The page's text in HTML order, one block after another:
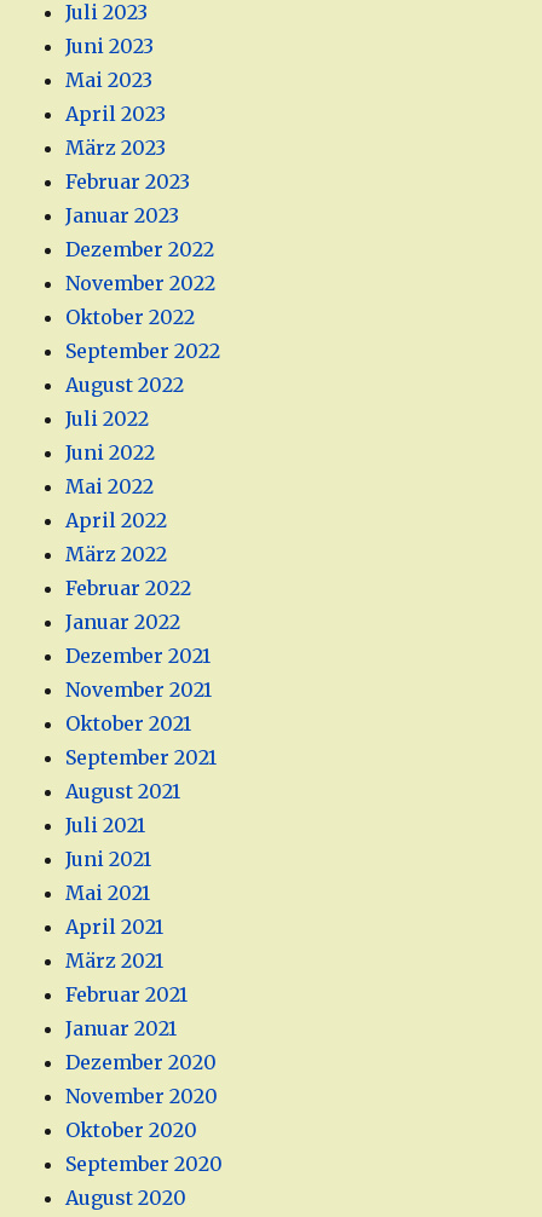
Juli 2023
Juni 2023
Mai 2023
April 2023
März 2023
Februar 2023
Januar 2023
Dezember 2022
November 2022
Oktober 2022
September 2022
August 2022
Juli 2022
Juni 2022
Mai 2022
April 2022
März 2022
Februar 2022
Januar 2022
Dezember 2021
November 2021
Oktober 2021
September 2021
August 2021
Juli 2021
Juni 2021
Mai 2021
April 2021
März 2021
Februar 2021
Januar 2021
Dezember 2020
November 2020
Oktober 2020
September 2020
August 2020